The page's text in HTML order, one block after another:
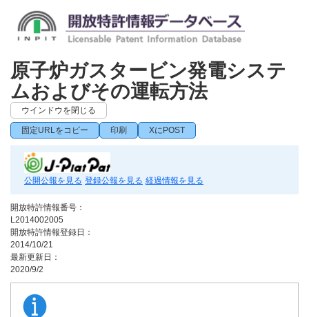
原子炉ガスタービン発電システ
ムおよびその運転方法
ウインドウを閉じる
固定URLをコピー 印刷 XにPOST
公開公報を見る 登録公報を見る 経過情報を見る
開放特許情報番号：
L2014002005
開放特許情報登録日：
2014/10/21
最新更新日：
2020/9/2